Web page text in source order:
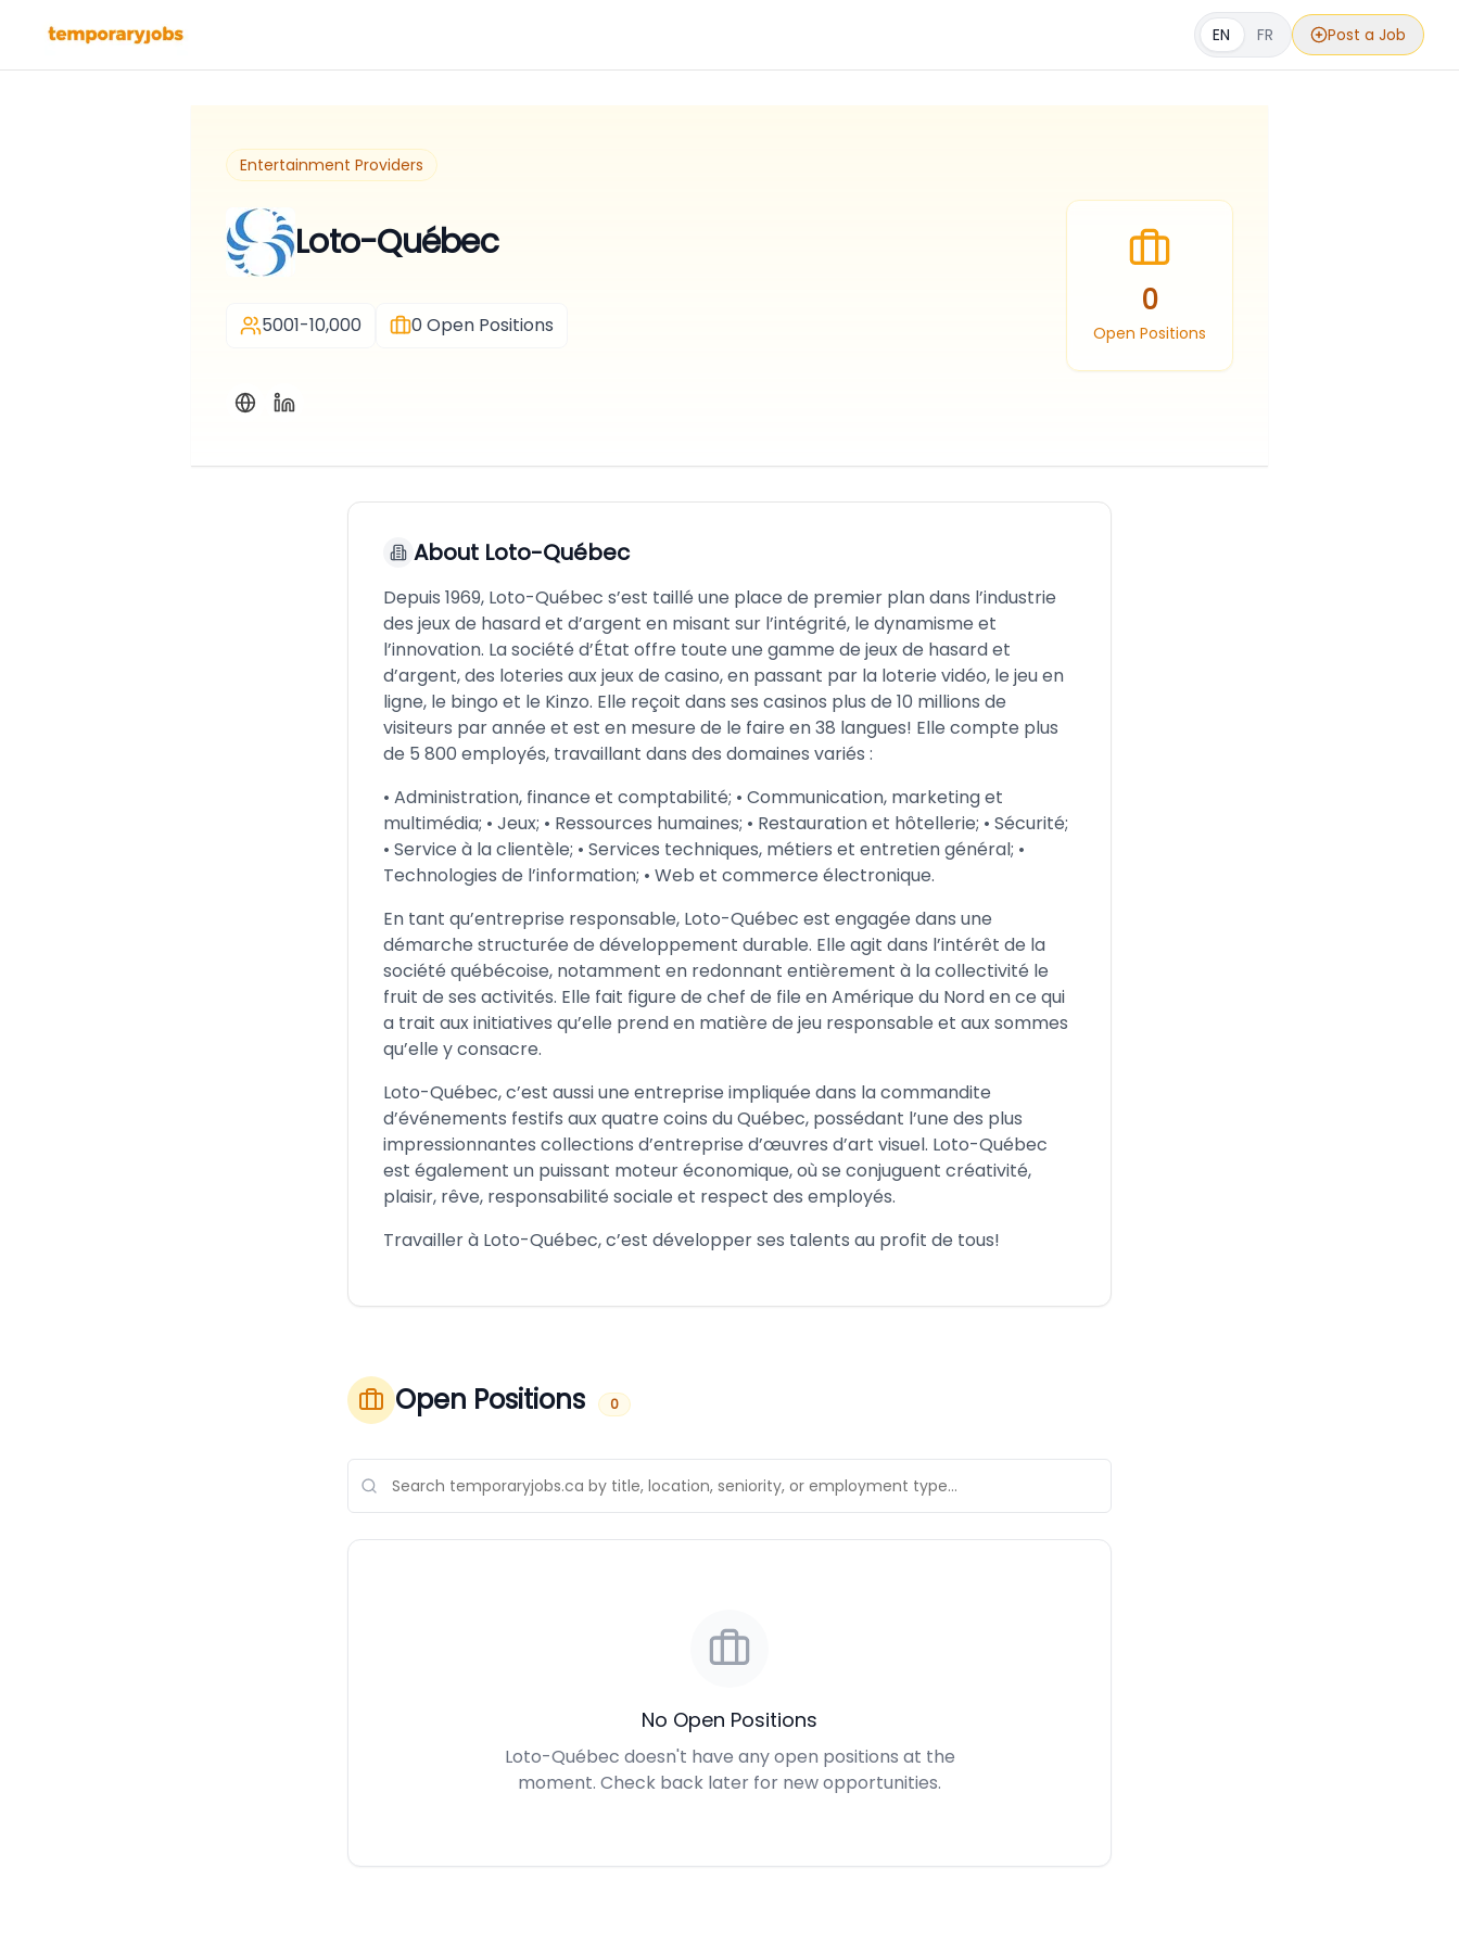
EN FR Post a Job
Entertainment Providers
Loto-Québec
5001-10,000 0Open Positions
0
Open Positions
About Loto-Québec
Depuis 1969, Loto-Québec s’est taillé une place de premier plan dans l’industrie
des jeux de hasard et d’argent en misant sur l’intégrité, le dynamisme et
l’innovation. La société d’État offre toute une gamme de jeux de hasard et
d’argent, des loteries aux jeux de casino, en passant par la loterie vidéo, le jeu en
ligne, le bingo et le Kinzo. Elle reçoit dans ses casinos plus de 10 millions de
visiteurs par année et est en mesure de le faire en 38 langues! Elle compte plus
de 5 800 employés, travaillant dans des domaines variés :
• Administration, finance et comptabilité; • Communication, marketing et
multimédia; • Jeux; • Ressources humaines; • Restauration et hôtellerie; • Sécurité;
• Service à la clientèle; • Services techniques, métiers et entretien général; •
Technologies de l’information; • Web et commerce électronique.
En tant qu’entreprise responsable, Loto-Québec est engagée dans une
démarche structurée de développement durable. Elle agit dans l’intérêt de la
société québécoise, notamment en redonnant entièrement à la collectivité le
fruit de ses activités. Elle fait figure de chef de file en Amérique du Nord en ce qui
a trait aux initiatives qu’elle prend en matière de jeu responsable et aux sommes
qu’elle y consacre.
Loto-Québec, c’est aussi une entreprise impliquée dans la commandite
d’événements festifs aux quatre coins du Québec, possédant l’une des plus
impressionnantes collections d’entreprise d’œuvres d’art visuel. Loto-Québec
est également un puissant moteur économique, où se conjuguent créativité,
plaisir, rêve, responsabilité sociale et respect des employés.
Travailler à Loto-Québec, c’est développer ses talents au profit de tous!
Open Positions 0
No Open Positions
Loto-Québec doesn't have any open positions at the
moment. Check back later for new opportunities.